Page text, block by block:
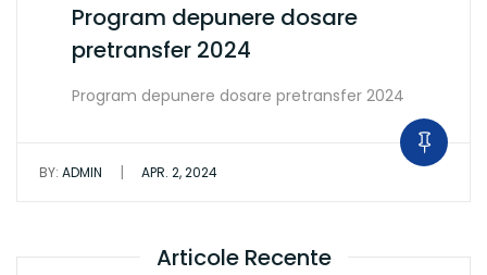
Program depunere dosare
pretransfer 2024
Program depunere dosare pretransfer 2024
BY: ADMIN | APR. 2, 2024
Articole Recente